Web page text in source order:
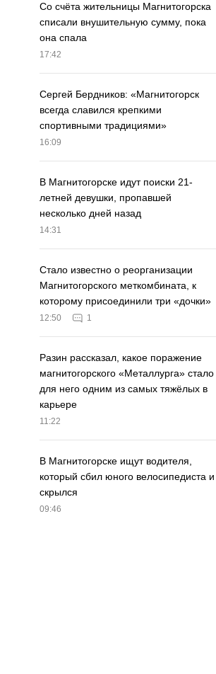
Со счёта жительницы Магнитогорска
списали внушительную сумму, пока
она спала
17:42
Сергей Бердников: «Магнитогорск
всегда славился крепкими
спортивными традициями»
16:09
В Магнитогорске идут поиски 21-
летней девушки, пропавшей
несколько дней назад
14:31
Стало известно о реорганизации
Магнитогорского меткомбината, к
которому присоединили три «дочки»
12:50 1
Разин рассказал, какое поражение
магнитогорского «Металлурга» стало
для него одним из самых тяжёлых в
карьере
11:22
В Магнитогорске ищут водителя,
который сбил юного велосипедиста и
скрылся
09:46